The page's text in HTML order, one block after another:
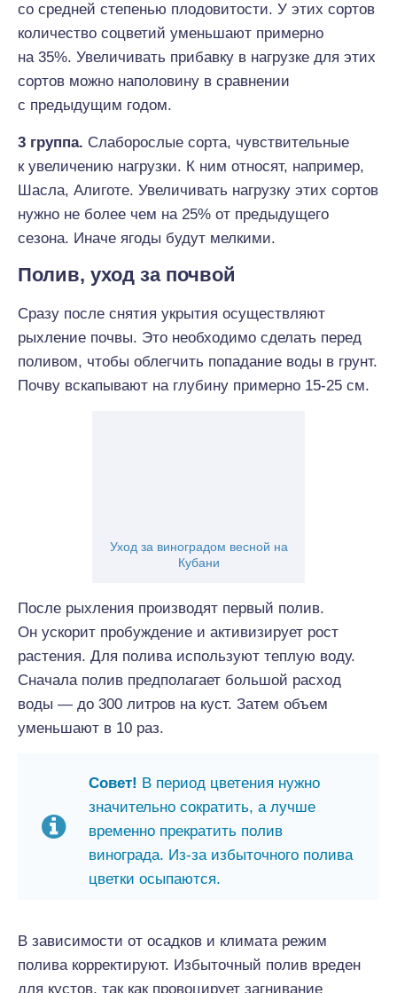
со средней степенью плодовитости. У этих сортов
количество соцветий уменьшают примерно
на 35%. Увеличивать прибавку в нагрузке для этих
сортов можно наполовину в сравнении
с предыдущим годом.
3 группа. Слаборослые сорта, чувствительные
к увеличению нагрузки. К ним относят, например,
Шасла, Алиготе. Увеличивать нагрузку этих сортов
нужно не более чем на 25% от предыдущего
сезона. Иначе ягоды будут мелкими.
Полив, уход за почвой
Сразу после снятия укрытия осуществляют
рыхление почвы. Это необходимо сделать перед
поливом, чтобы облегчить попадание воды в грунт.
Почву вскапывают на глубину примерно 15-25 см.
Уход за виноградом весной на
Кубани
После рыхления производят первый полив.
Он ускорит пробуждение и активизирует рост
растения. Для полива используют теплую воду.
Сначала полив предполагает большой расход
воды — до 300 литров на куст. Затем объем
уменьшают в 10 раз.
Совет! В период цветения нужно
значительно сократить, а лучше
временно прекратить полив
винограда. Из-за избыточного полива
цветки осыпаются.
В зависимости от осадков и климата режим
полива корректируют. Избыточный полив вреден
для кустов, так как провоцирует загнивание